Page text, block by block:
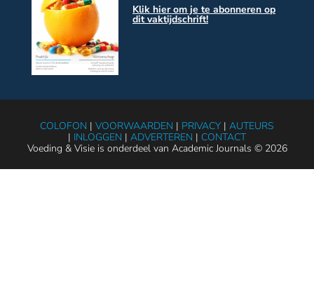
Klik hier om je te abonneren op
dit vaktijdschrift!
COLOFON | VOORWAARDEN | PRIVACY | AUTEURS
| INLOGGEN | ADVERTEREN | CONTACT
Voeding & Visie is onderdeel van Academic Journals © 2026